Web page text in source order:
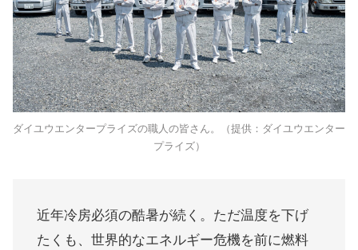
ダイユウエンタープライズの職人の皆さん。（提供：ダイユウエンター
プライズ）
近年冷房必須の酷暑が続く。ただ温度を下げ
たくも、世界的なエネルギー危機を前に燃料